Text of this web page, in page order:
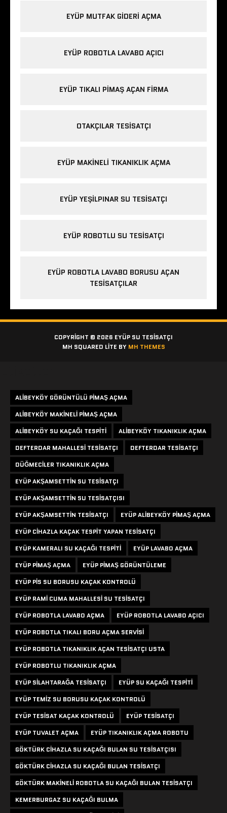
EYÜP MUTFAK GIDERI AÇMA
EYÜP ROBOTLA LAVABO AÇICI
EYÜP TIKALI PIMAŞ AÇAN FIRMA
OTAKÇILAR TESISATÇI
EYÜP MAKINELI TIKANIKLIK AÇMA
EYÜP YEŞILPINAR SU TESISATÇI
EYÜP ROBOTLU SU TESISATÇI
EYÜP ROBOTLA LAVABO BORUSU AÇAN
TESISATÇILAR
COPYRIGHT © 2026 EYÜP SU TESISATÇI
MH SQUARED LITE BY MH THEMES
ALIBEYKÖY GÖRÜNTÜLÜ PIMAŞ AÇMA
ALIBEYKÖY MAKINELI PIMAŞ AÇMA
ALIBEYKÖY SU KAÇAĞI TESPITI
ALIBEYKÖY TIKANIKLIK AÇMA
DEFTERDAR MAHALLESI TESISATÇI
DEFTERDAR TESISATÇI
DÜĞMECILER TIKANIKLIK AÇMA
EYÜP AKŞAMSETTIN SU TESISATÇI
EYÜP AKŞAMSETTIN SU TESISATÇISI
EYÜP AKŞAMSETTIN TESISATÇI
EYÜP ALIBEYKÖY PIMAŞ AÇMA
EYÜP CIHAZLA KAÇAK TESPIT YAPAN TESISATÇI
EYÜP KAMERALI SU KAÇAĞI TESPITI
EYÜP LAVABO AÇMA
EYÜP PIMAŞ AÇMA
EYÜP PIMAŞ GÖRÜNTÜLEME
EYÜP PIS SU BORUSU KAÇAK KONTROLÜ
EYÜP RAMI CUMA MAHALLESI SU TESISATÇI
EYÜP ROBOTLA LAVABO AÇMA
EYÜP ROBOTLA LAVABO AÇICI
EYÜP ROBOTLA TIKALI BORU AÇMA SERVISI
EYÜP ROBOTLA TIKANIKLIK AÇAN TESISATÇI USTA
EYÜP ROBOTLU TIKANIKLIK AÇMA
EYÜP SILAHTARAĞA TESISATÇI
EYÜP SU KAÇAĞI TESPITI
EYÜP TEMIZ SU BORUSU KAÇAK KONTROLÜ
EYÜP TESISAT KAÇAK KONTROLÜ
EYÜP TESISATÇI
EYÜP TUVALET AÇMA
EYÜP TIKANIKLIK AÇMA ROBOTU
GÖKTÜRK CIHAZLA SU KAÇAĞI BULAN SU TESISATÇISI
GÖKTÜRK CIHAZLA SU KAÇAĞI BULAN TESISATÇI
GÖKTÜRK MAKINELI ROBOTLA SU KAÇAĞI BULAN TESISATÇI
KEMERBURGAZ SU KAÇAĞI BULMA